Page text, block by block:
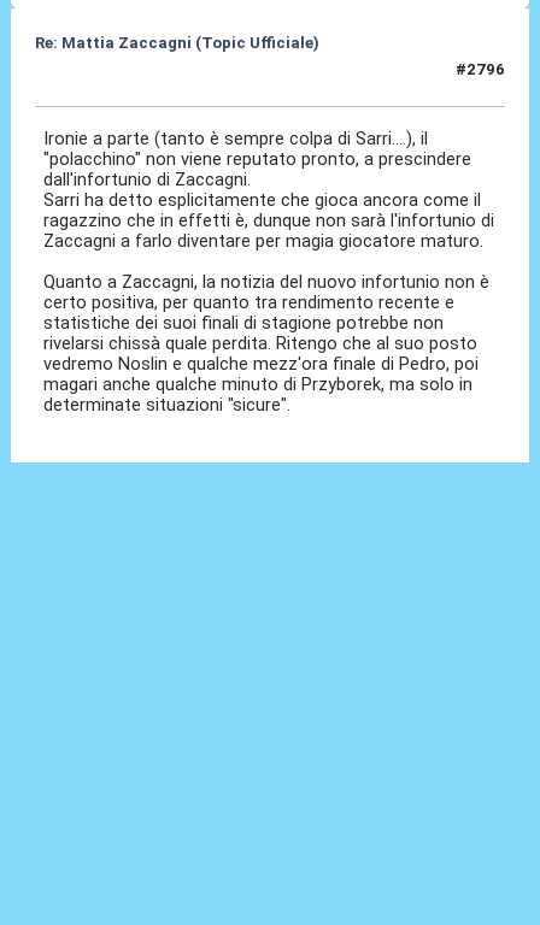
Re: Mattia Zaccagni (Topic Ufficiale)
#2796
Ironie a parte (tanto è sempre colpa di Sarri....), il
"polacchino" non viene reputato pronto, a prescindere
dall'infortunio di Zaccagni.
Sarri ha detto esplicitamente che gioca ancora come il
ragazzino che in effetti è, dunque non sarà l'infortunio di
Zaccagni a farlo diventare per magia giocatore maturo.
Quanto a Zaccagni, la notizia del nuovo infortunio non è
certo positiva, per quanto tra rendimento recente e
statistiche dei suoi finali di stagione potrebbe non
rivelarsi chissà quale perdita. Ritengo che al suo posto
vedremo Noslin e qualche mezz'ora finale di Pedro, poi
magari anche qualche minuto di Przyborek, ma solo in
determinate situazioni "sicure".